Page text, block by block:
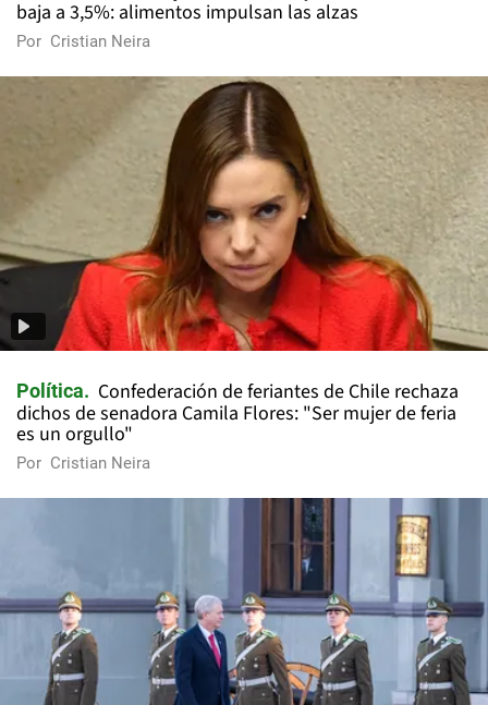
baja a 3,5%: alimentos impulsan las alzas
Por Cristian Neira
Política
Confederación de feriantes de Chile rechaza
dichos de senadora Camila Flores: "Ser mujer de feria
es un orgullo"
Por Cristian Neira